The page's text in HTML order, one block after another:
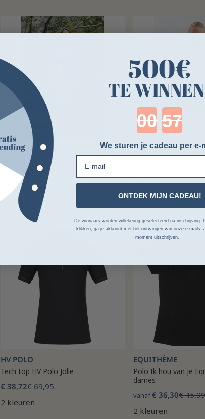
EQUITHÈME
Wedstrijdpolo Equithème Suzanne
dames
€ 43,19
5 kleuren
HARCOUR
€ 79,98
3 kleuren
HV POLO
Tech top HV Polo Jolie
€ 38,72€ 69,95
2 kleuren
EQUITHÈME
Polo Ik hou van je
dames
vanaf€ 36,30€ 45,99
2 kleuren
500€
TE
Countdown
We sturen je cadeau per e-
ONTDEK MIJN CADEAU!
De winnaars worden willekeurig geselecteerd na inschrijving.
klikken, ga je akkoord met het ontvangen van onze e-mails.
moment uitschrijven.